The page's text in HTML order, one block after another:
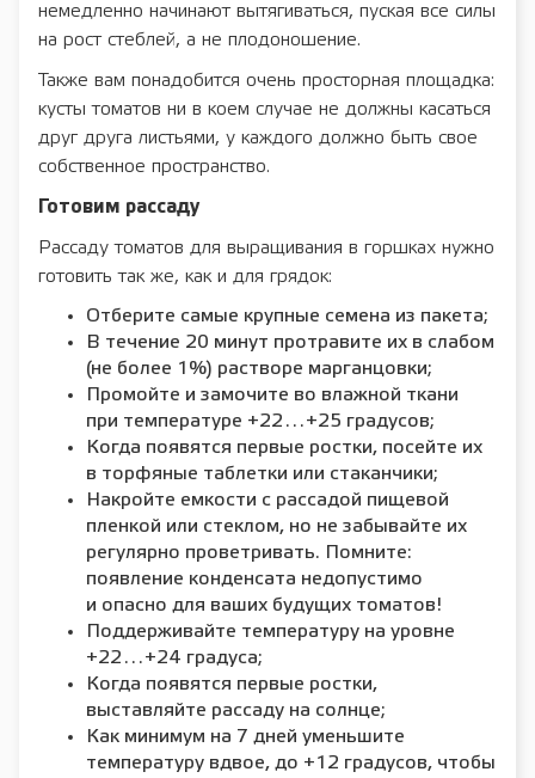
немедленно начинают вытягиваться, пуская все силы
на рост стеблей, а не плодоношение.
Также вам понадобится очень просторная площадка:
кусты томатов ни в коем случае не должны касаться
друг друга листьями, у каждого должно быть свое
собственное пространство.
Готовим рассаду
Рассаду томатов для выращивания в горшках нужно
готовить так же, как и для грядок:
Отберите самые крупные семена из пакета;
В течение 20 минут протравите их в слабом
(не более 1%) растворе марганцовки;
Промойте и замочите во влажной ткани
при температуре +22…+25 градусов;
Когда появятся первые ростки, посейте их
в торфяные таблетки или стаканчики;
Накройте емкости с рассадой пищевой
пленкой или стеклом, но не забывайте их
регулярно проветривать. Помните:
появление конденсата недопустимо
и опасно для ваших будущих томатов!
Поддерживайте температуру на уровне
+22…+24 градуса;
Когда появятся первые ростки,
выставляйте рассаду на солнце;
Как минимум на 7 дней уменьшите
температуру вдвое, до +12 градусов, чтобы